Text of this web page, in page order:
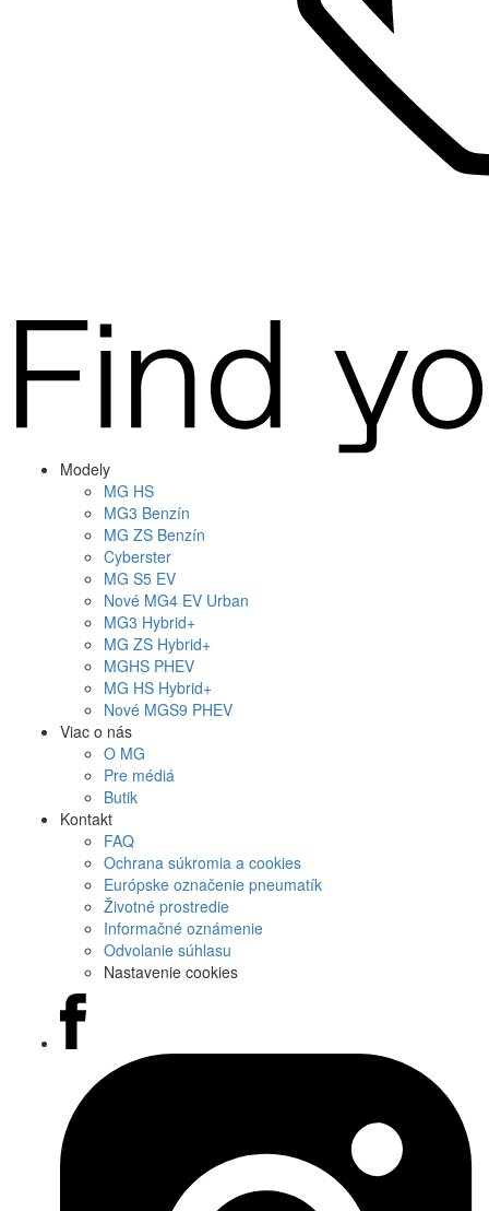
Modely
MG HS
MG3 Benzín
MG ZS Benzín
Cyberster
MG S5 EV
Nové MG4 EV Urban
MG3 Hybrid+
MG ZS Hybrid+
MGHS PHEV
MG HS Hybrid+
Nové MGS9 PHEV
Viac o nás
O MG
Pre médiá
Butik
Kontakt
FAQ
Ochrana súkromia a cookies
Európske označenie pneumatík
Životné prostredie
Informačné oznámenie
Odvolanie súhlasu
Nastavenie cookies